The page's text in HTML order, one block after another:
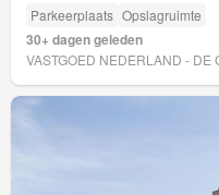
Parkeerplaats Opslagruimte
30+ dagen geleden
VASTGOED NEDERLAND - DE